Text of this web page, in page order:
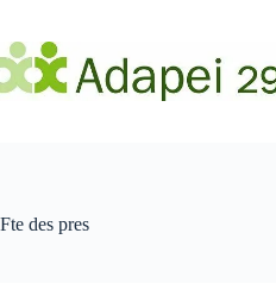
contenu
Fte des pres